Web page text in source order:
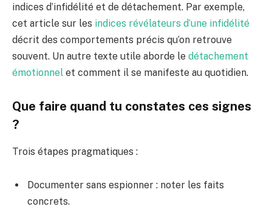
indices d’infidélité et de détachement. Par exemple,
cet article sur les indices révélateurs d’une infidélité
décrit des comportements précis qu’on retrouve
souvent. Un autre texte utile aborde le détachement
émotionnel et comment il se manifeste au quotidien.
Que faire quand tu constates ces signes
?
Trois étapes pragmatiques :
Documenter sans espionner : noter les faits
concrets.